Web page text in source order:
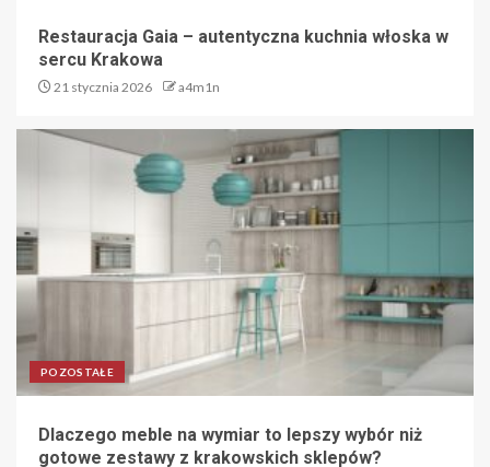
Restauracja Gaia – autentyczna kuchnia włoska w
sercu Krakowa
21 stycznia 2026 a4m1n
POZOSTAŁE
Dlaczego meble na wymiar to lepszy wybór niż
gotowe zestawy z krakowskich sklepów?